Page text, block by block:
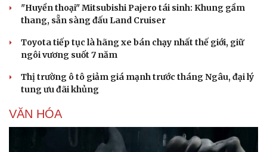
"Huyền thoại" Mitsubishi Pajero tái sinh: Khung gầm
thang, sẵn sàng đấu Land Cruiser
Toyota tiếp tục là hãng xe bán chạy nhất thế giới, giữ
ngôi vương suốt 7 năm
Thị trường ô tô giảm giá mạnh trước tháng Ngâu, đại lý
tung ưu đãi khủng
VĂN HÓA